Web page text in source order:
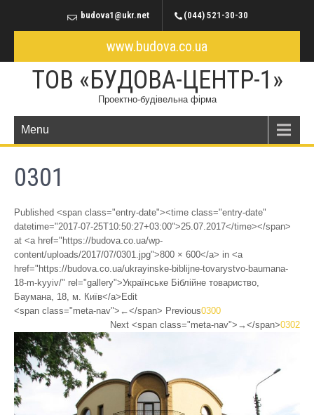
budova1@ukr.net (044) 521-30-30
www.budova.co.ua
ТОВ «БУДОВА-ЦЕНТР-1»
Проектно-будівельна фірма
Menu
0301
Published <span class="entry-date"><time class="entry-date"
datetime="2017-07-25T10:50:27+03:00">25.07.2017</time></span>
at <a href="https://budova.co.ua/wp-
content/uploads/2017/07/0301.jpg">800 × 600</a> in <a
href="https://budova.co.ua/ukrayinske-biblijne-tovarystvo-baumana-
18-m-kyyiv/" rel="gallery">Українське Біблійне товариство,
Баумана, 18, м. Київ</a>Edit
<span class="meta-nav">←</span> Previous0300
Next <span class="meta-nav">→</span>0302